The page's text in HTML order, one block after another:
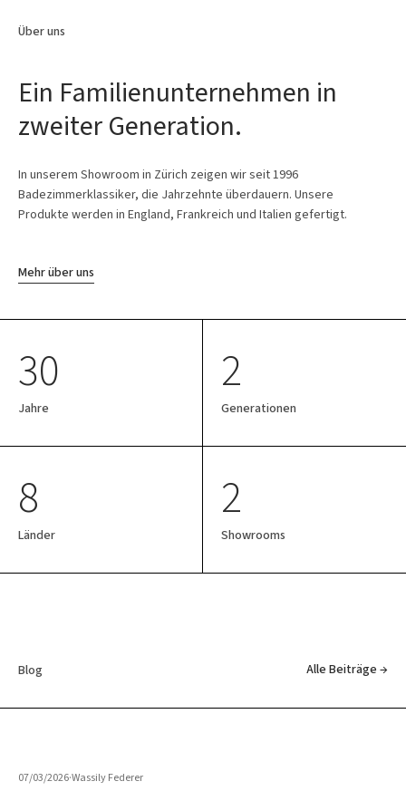
Über uns
Ein Familienunternehmen in
zweiter Generation.
In unserem Showroom in Zürich zeigen wir seit 1996
Badezimmerklassiker, die Jahrzehnte überdauern. Unsere
Produkte werden in England, Frankreich und Italien gefertigt.
Mehr über uns
30
Jahre
2
Generationen
8
Länder
2
Showrooms
Blog Alle Beiträge →
07/03/2026·Wassily Federer